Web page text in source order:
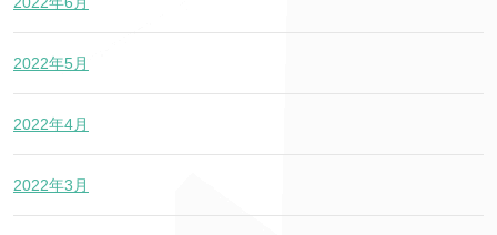
2022年5月
2022年4月
2022年3月